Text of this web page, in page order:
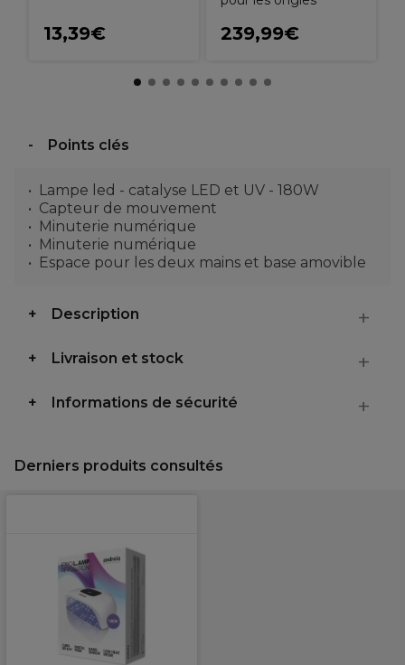
13,39€ 239,99€
Points clés
Lampe led - catalyse LED et UV - 180W
Capteur de mouvement
Minuterie numérique
Minuterie numérique
Espace pour les deux mains et base amovible
Description
Livraison et stock
Informations de sécurité
Derniers produits consultés